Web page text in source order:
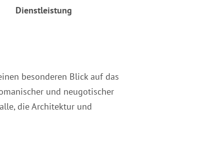
Dienstleistung
besonderen Blick auf das
und neugotischer
die Architektur und